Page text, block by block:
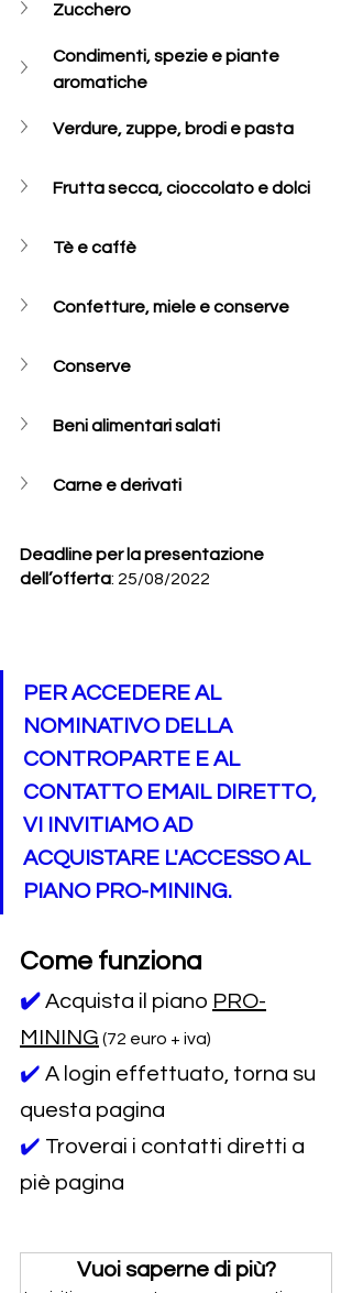
Zucchero
Condimenti, spezie e piante
aromatiche
Verdure, zuppe, brodi e pasta
Frutta secca, cioccolato e dolci
Tè e caffè
Confetture, miele e conserve
Conserve
Beni alimentari salati
Carne e derivati
Deadline per la presentazione
dell’offerta: 25/08/2022
PER ACCEDERE AL
NOMINATIVO DELLA
CONTROPARTE E AL
CONTATTO EMAIL DIRETTO,
VI INVITIAMO AD
ACQUISTARE L'ACCESSO AL
PIANO PRO-MINING.
Come funziona
✔️ Acquista il piano PRO-
MINING (72 euro + iva)
✔️ A login effettuato, torna su
questa pagina
✔️ Troverai i contatti diretti a
piè pagina
Vuoi saperne di più?